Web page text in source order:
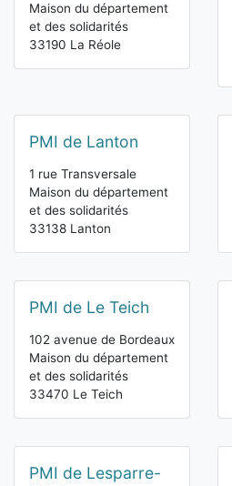
Maison du département
et des solidarités
33190 La Réole
PMI de Lanton
1 rue Transversale
Maison du département
et des solidarités
33138 Lanton
PMI de Le Teich
102 avenue de Bordeaux
Maison du département
et des solidarités
33470 Le Teich
PMI de Lesparre-